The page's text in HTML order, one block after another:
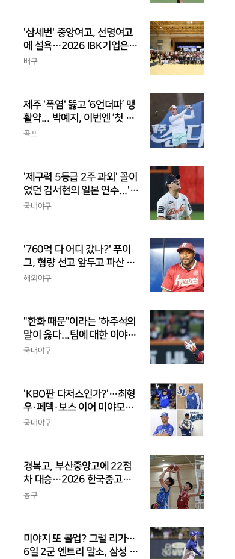
'삼세번' 중앙여고, 선명여고
에 설욕…2026 IBK기업은행
배 전국중고배구대회 우승
배구
제주 '폭염' 뚫고 ‘6언더파’ 맹
활약... 박예지, 이번엔 ‘첫 우
승’ 가나
골프
'제구력 5등급 2주 과외' 꼴이
었던 김서현의 일본 연수...'종
합검진표'에 불과
국내야구
'760억 다 어디 갔나?' 푸이
그, 형량 선고 앞두고 파산 신
청
해외야구
"한화 때문"이라는 '하주석의
말이 옳다...팀에 대한 이야
기, 끝까지 안 하는 게 도리
국내야구
'KBO판 다저스인가?'…최형
우·페덱·보스 이어 미야모리
까지, 삼성의 '스펙 만렙' 승부
국내야구
경복고, 부산중앙고에 22점
차 대승…2026 한국중고농
구 주말리그 왕중왕전 첫 승
농구
미야지 또 콜업? 그럴 리가…
6일 2군 엔트리 말소, 삼성 새